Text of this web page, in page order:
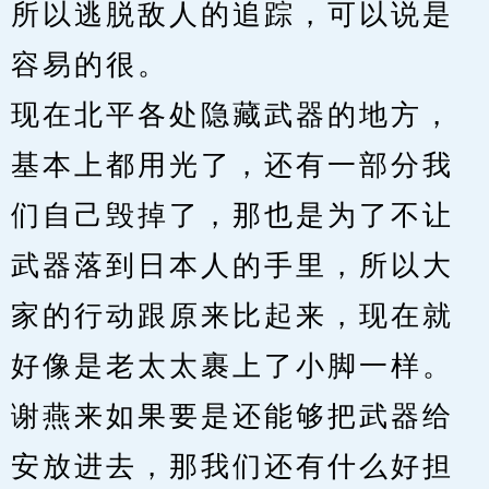
所以逃脱敌人的追踪，可以说是
容易的很。
现在北平各处隐藏武器的地方，
基本上都用光了，还有一部分我
们自己毁掉了，那也是为了不让
武器落到日本人的手里，所以大
家的行动跟原来比起来，现在就
好像是老太太裹上了小脚一样。
谢燕来如果要是还能够把武器给
安放进去，那我们还有什么好担